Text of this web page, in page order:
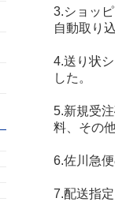
3.ショッ
自動取り
4.送り状
した。
5.新規受
料、その
6.佐川急
7.配送指